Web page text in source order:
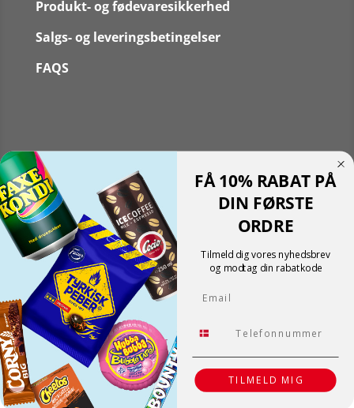
Produkt- og fødevaresikkerhed
Salgs- og leveringsbetingelser
FAQS
Translate »
Powered by
Translate
Shopping cart0
Der er ingen produkter i kurven!
Fortsæt med at handle
FÅ 10% RABAT PÅ
DIN FØRSTE
ORDRE
Tilmeld dig vores nyhedsbrev
og modtag din rabatkode
Email
Tlf.
TILMELD MIG